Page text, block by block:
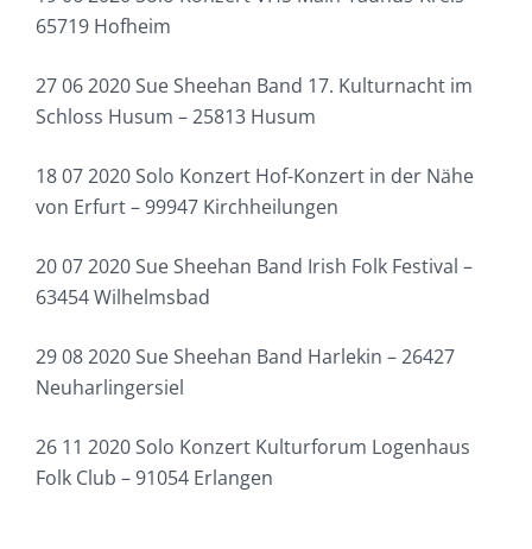
65719 Hofheim
27 06 2020 Sue Sheehan Band 17. Kulturnacht im
Schloss Husum – 25813 Husum
18 07 2020 Solo Konzert Hof-Konzert in der Nähe
von Erfurt – 99947 Kirchheilungen
20 07 2020 Sue Sheehan Band Irish Folk Festival –
63454 Wilhelmsbad
29 08 2020 Sue Sheehan Band Harlekin – 26427
Neuharlingersiel
26 11 2020 Solo Konzert Kulturforum Logenhaus
Folk Club – 91054 Erlangen